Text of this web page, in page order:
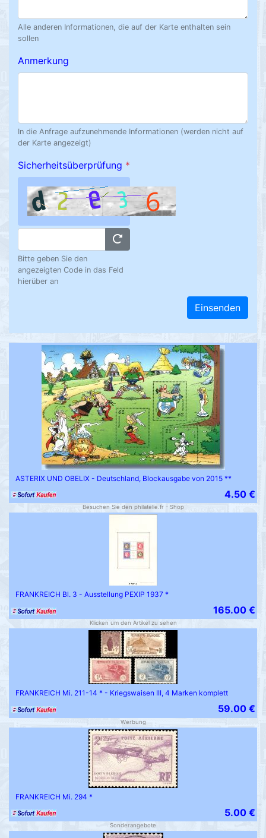
Alle anderen Informationen, die auf der Karte enthalten sein
sollen
Anmerkung
In die Anfrage aufzunehmende Informationen (werden nicht auf
der Karte angezeigt)
Sicherheitsüberprüfung *
Bitte geben Sie den
angezeigten Code in das Feld
hierüber an
Einsenden
ASTERIX UND OBELIX - Deutschland, Blockausgabe von 2015 **
4.50 €
Besuchen Sie den philatelie.fr - Shop
FRANKREICH Bl. 3 - Ausstellung PEXIP 1937 *
165.00 €
Klicken um den Artikel zu sehen
FRANKREICH Mi. 211-14 * - Kriegswaisen III, 4 Marken komplett
59.00 €
Werbung
FRANKREICH Mi. 294 *
5.00 €
Sonderangebote